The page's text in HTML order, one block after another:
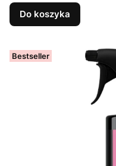
Do koszyka
Bestseller